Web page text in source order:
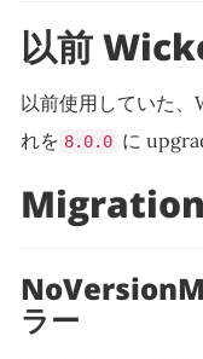
以前
以前使用していた、
れを 8.0.0 に
Migration
ラー